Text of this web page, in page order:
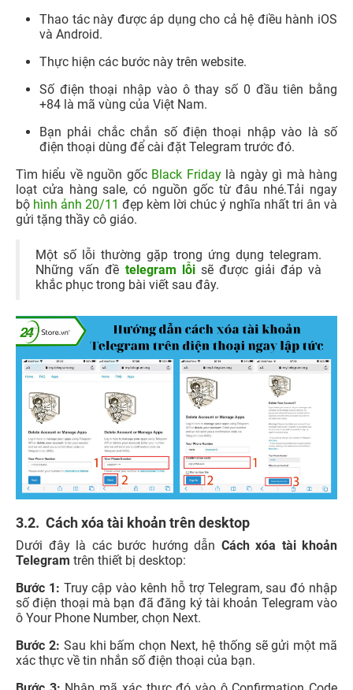
Thao tác này được áp dụng cho cả hệ điều hành iOS
và Android.
Thực hiện các bước này trên website.
Số điện thoại nhập vào ô thay số 0 đầu tiên bằng
+84 là mã vùng của Việt Nam.
Bạn phải chắc chắn số điện thoại nhập vào là số
điện thoại dùng để cài đặt Telegram trước đó.
Tìm hiểu về nguồn gốc Black Fridaylà ngày gì mà hàng
loạt cửa hàng sale, có nguồn gốc từ đâu nhé.Tải ngay
bộ hình ảnh 20/11 đẹp kèm lời chúc ý nghĩa nhất tri ân và
gửi tặng thầy cô giáo.
Một số lỗi thường gặp trong ứng dụng telegram.
Những vấn đề telegram lỗisẽ được giải đáp và
khắc phục trong bài viết sau đây.
3.2. Cách xóa tài khoản trên desktop
Dưới đây là các bước hướng dẫn Cách xóa tài khoản
Telegram trên thiết bị desktop:
Bước 1: Truy cập vào kênh hỗ trợ Telegram, sau đó nhập
số điện thoại mà bạn đã đăng ký tài khoản Telegram vào
ô Your Phone Number, chọn Next.
Bước 2: Sau khi bấm chọn Next, hệ thống sẽ gửi một mã
xác thực về tin nhắn số điện thoại của bạn.